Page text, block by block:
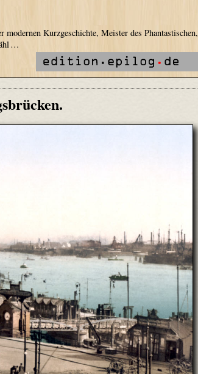
Kurzgeschichte, Meister des Phantastischen,
…